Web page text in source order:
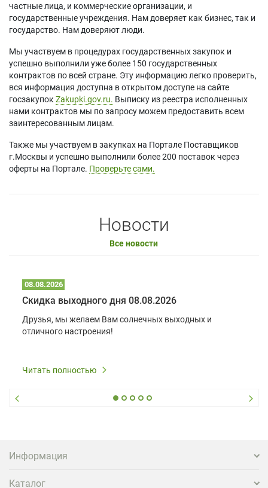
частные лица, и коммерческие организации, и
государственные учреждения. Нам доверяет как бизнес, так и
государство. Нам доверяют люди.
Мы участвуем в процедурах государственных закупок и
успешно выполнили уже более 150 государственных
контрактов по всей стране. Эту информацию легко проверить,
вся информация доступна в открытом доступе на сайте
госзакупок Zakupki.gov.ru. Выписку из реестра исполненных
нами контрактов мы по запросу можем предоставить всем
заинтересованным лицам.
Также мы участвуем в закупках на Портале Поставщиков
г.Москвы и успешно выполнили более 200 поставок через
оферты на Портале. Проверьте сами.
Новости
Все новости
08.08.2026
Скидка выходного дня 08.08.2026
Друзья, мы желаем Вам солнечных выходных и
отличного настроения!
Читать полностью
Информация
Каталог